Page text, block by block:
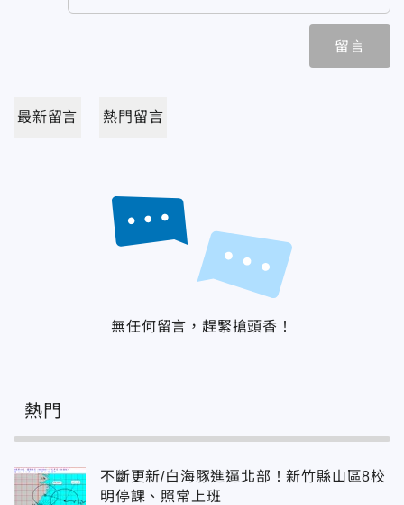
留言
最新留言 熱門留言
無任何留言，趕緊搶頭香！
熱門
不斷更新/白海豚進逼北部！新竹縣山區8校
明停課、照常上班